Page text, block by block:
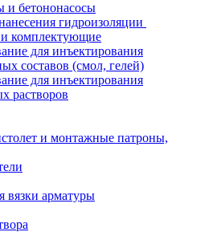
и бетононасосы
гидроизоляции
и комплектующие
для инъектирования
составов (смол, гелей)
для инъектирования
растворов
и монтажные патроны,
вязки арматуры